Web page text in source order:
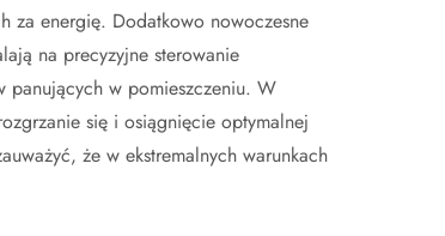
za energię. Dodatkowo nowoczesne
na precyzyjne sterowanie
panujących w pomieszczeniu. W
się i osiągnięcie optymalnej
że w ekstremalnych warunkach